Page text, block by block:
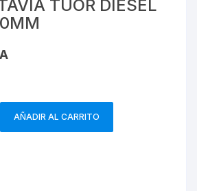
TUOR DIESEL
AÑADIR AL CARRITO